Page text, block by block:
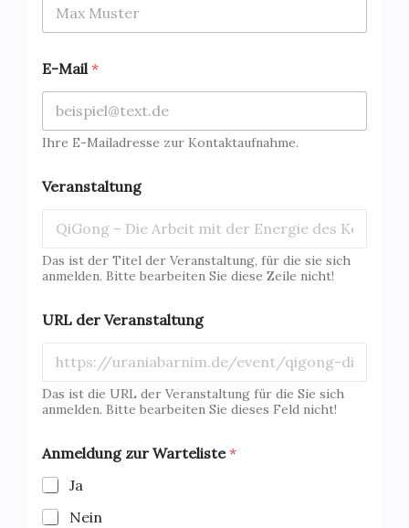
E-Mail *
Ihre E-Mailadresse zur Kontaktaufnahme.
Veranstaltung
Das ist der Titel der Veranstaltung, für die sie sich
anmelden. Bitte bearbeiten Sie diese Zeile nicht!
URL der Veranstaltung
Das ist die URL der Veranstaltung für die Sie sich
anmelden. Bitte bearbeiten Sie dieses Feld nicht!
Anmeldung zur Warteliste*
Ja
Nein